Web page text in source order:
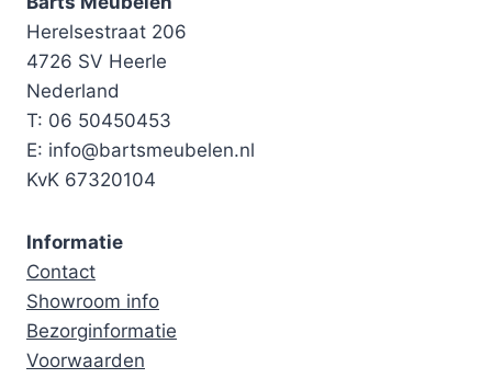
Herelsestraat 206
4726 SV Heerle
Nederland
T: 06 50450453
E: info@bartsmeubelen.nl
KvK 67320104
Informatie
Contact
Showroom info
Bezorginformatie
Voorwaarden